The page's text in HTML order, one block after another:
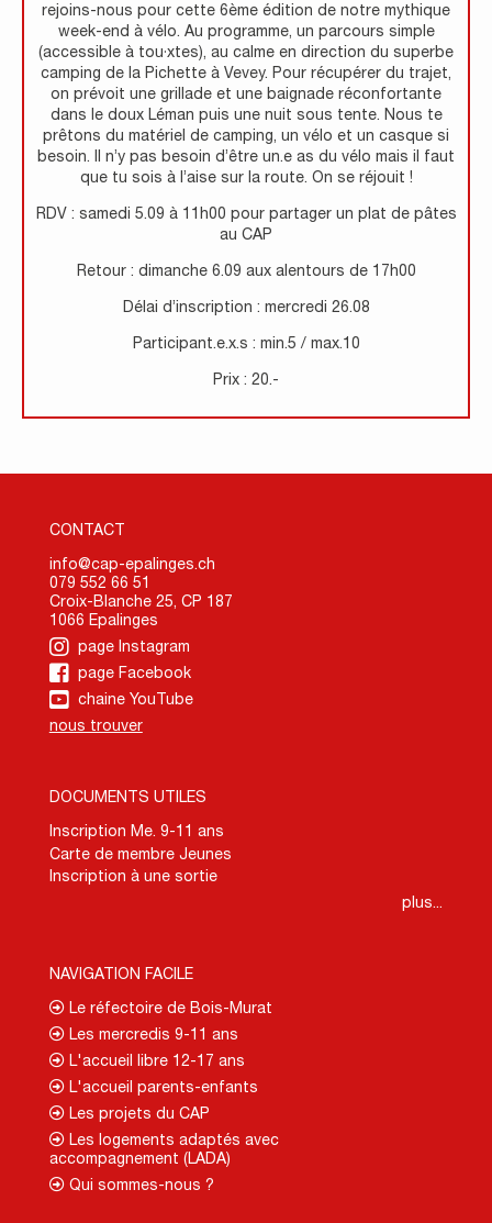
rejoins-nous pour cette 6ème édition de notre mythique
week-end à vélo. Au programme, un parcours simple
(accessible à tou·xtes), au calme en direction du superbe
camping de la Pichette à Vevey. Pour récupérer du trajet,
on prévoit une grillade et une baignade réconfortante
dans le doux Léman puis une nuit sous tente. Nous te
prêtons du matériel de camping, un vélo et un casque si
besoin. Il n’y pas besoin d’être un.e as du vélo mais il faut
que tu sois à l’aise sur la route. On se réjouit !
RDV : samedi 5.09 à 11h00 pour partager un plat de pâtes
au CAP
Retour : dimanche 6.09 aux alentours de 17h00
Délai d’inscription : mercredi 26.08
Participant.e.x.s : min.5 / max.10
Prix : 20.-
CONTACT
info@cap-epalinges.ch
079 552 66 51
Croix-Blanche 25, CP 187
1066 Epalinges
page Instagram
page Facebook
chaine YouTube
nous trouver
DOCUMENTS UTILES
Inscription Me. 9-11 ans
Carte de membre Jeunes
Inscription à une sortie
plus...
NAVIGATION FACILE
Le réfectoire de Bois-Murat
Les mercredis 9-11 ans
L'accueil libre 12-17 ans
L'accueil parents-enfants
Les projets du CAP
Les logements adaptés avec
accompagnement (LADA)
Qui sommes-nous ?